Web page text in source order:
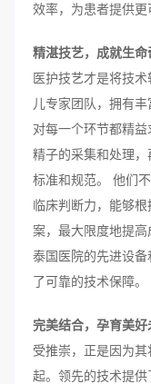
效率，为患者提供更
精湛技艺，成就生命
医护技艺才是将技
儿专家团队，拥有
对每一个环节都精益
精子的采集和处理
标准和规范。 他们
临床判断力，能够
案，最大限度地提高
泰国医院的先进设
了可靠的技术保障。
完美结合，孕育美好
受推崇，正是因为
起。领先的技术提